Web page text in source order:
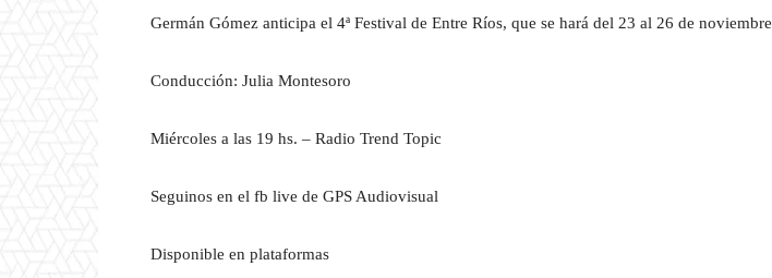
Germán Gómez anticipa el 4ª Festival de Entre Ríos, que se hará del 23 al 26 de noviembre
Conducción: Julia Montesoro
Miércoles a las 19 hs. – Radio Trend Topic
Seguinos en el fb live de GPS Audiovisual
Disponible en plataformas